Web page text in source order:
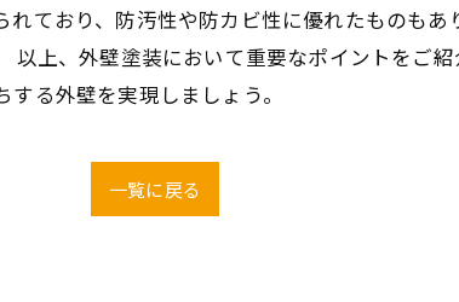
ており、防汚性や防カビ性に優れたものも
以上、外壁塗装において重要なポイントをご
る外壁を実現しましょう。
一覧に戻る